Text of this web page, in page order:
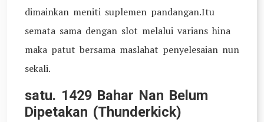
dimainkan meniti suplemen pandangan.Itu
semata sama dengan slot melalui varians hina
maka patut bersama maslahat penyelesaian nun
sekali.
satu. 1429 Bahar Nan Belum
Dipetakan (Thunderkick)